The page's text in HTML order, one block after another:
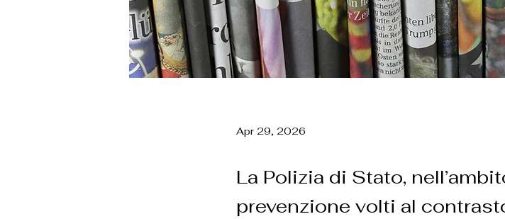
Apr 29, 2026
La Polizia di Stato,
prevenzione volti al